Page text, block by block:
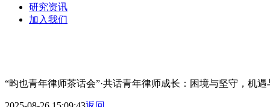
研究资讯
加入我们
“昀也青年律师茶话会”·共话青年律师成长：困境与坚守，机遇